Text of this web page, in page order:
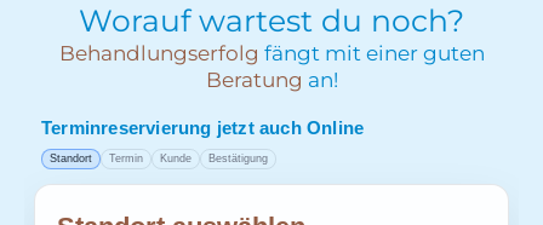
Worauf wartest du noch?
Behandlungserfolg fängt mit einer guten
Beratung an!